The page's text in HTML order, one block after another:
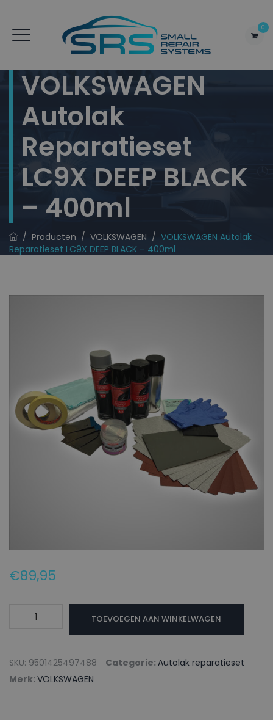
0
VOLKSWAGEN
Autolak
Reparatieset
LC9X DEEP BLACK
– 400ml
/ Producten / VOLKSWAGEN / VOLKSWAGEN Autolak
Reparatieset LC9X DEEP BLACK – 400ml
€89,95
VOLKSWAGEN
LC9X
DEEP
TOEVOEGEN AAN WINKELWAGEN
SKU: 9501425497488 Categorie: Autolak reparatieset
Merk: VOLKSWAGEN